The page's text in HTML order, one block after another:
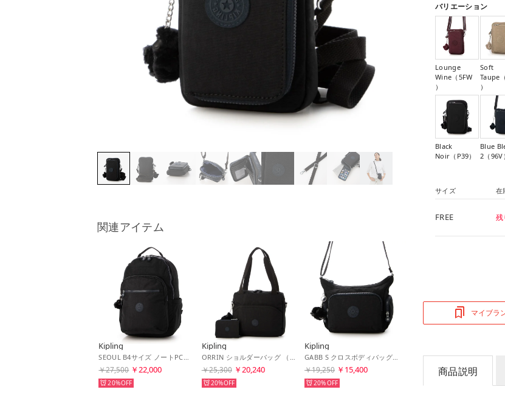
関連アイテム
Kipling
SEOUL B4サイズ ノートPC対応バックパック （Black Noir C）
￥27,500 ￥22,000
20%
Kipling
ORRIN ショルダーバッグ （Black Noir C）
￥25,300 ￥20,240
20%
Kipling
GABB S クロスボディバッグ （Black Noir C）
￥19,250 ￥15,400
20%
バリエーション
Lounge
Wine（5FW
）
Soft
Taupe
）
Black
Noir（P39）
Blue
2（96V）
サイズ 在
FREE 残
マイブラ
商品説明